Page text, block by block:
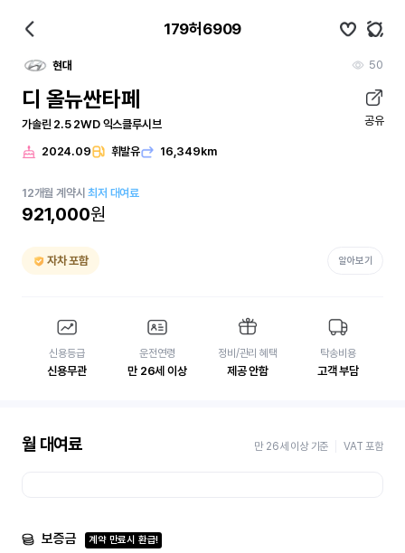
179허6909
현대 50
디 올뉴싼타페
가솔린 2.5 2WD 익스클루시브 공유
2024.09 휘발유 16,349km
12개월 계약시최저 대여료
921,000원
자차 포함 알아보기
신용등급
신용무관
운전연령
만 26세 이상
정비/관리 혜택
제공 안함
탁송비용
고객 부담
월 대여료 만 26세 이상 기준 VAT 포함
보증금 계약 만료시 환급!